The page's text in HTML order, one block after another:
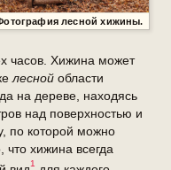
лесной хижины.
часов. Хижина может
лесной области
на дереве, находясь
над поверхностью и
по которой можно
что хижина всегда
1